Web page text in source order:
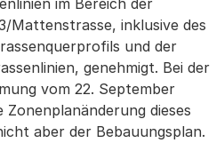
im Bereich der
Mattenstrasse, inklusive des
und der
genehmigt. Bei der
vom 22. September
dieses
aber der Bebauungsplan.